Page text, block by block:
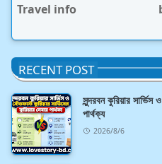
Travel info
RECENT POST
সুন্দরবন কুরিয়ার সার্ভিস
পার্থক্য
2026/8/6